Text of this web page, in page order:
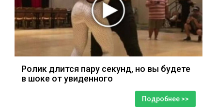
Ролик длится пару секунд, но вы будете
в шоке от увиденного
Подробнее >>